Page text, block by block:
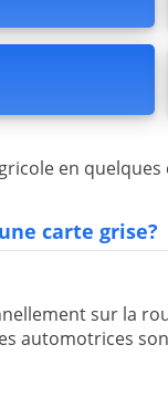
en quelques
carte grise?
sur la
automotrices